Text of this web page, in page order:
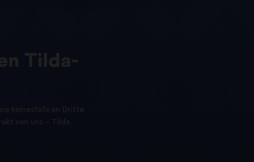
Tilda-
keinesfalls an Dritte
von uns – Tilda.